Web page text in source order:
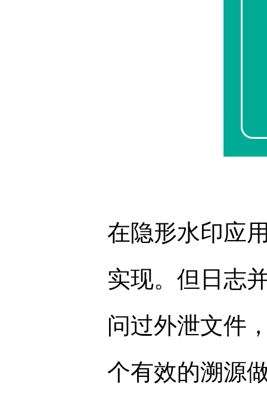
在隐形水印应
实现。但日志
问过外泄文件
个有效的溯源